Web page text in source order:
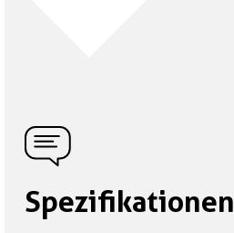
Spezifikationen